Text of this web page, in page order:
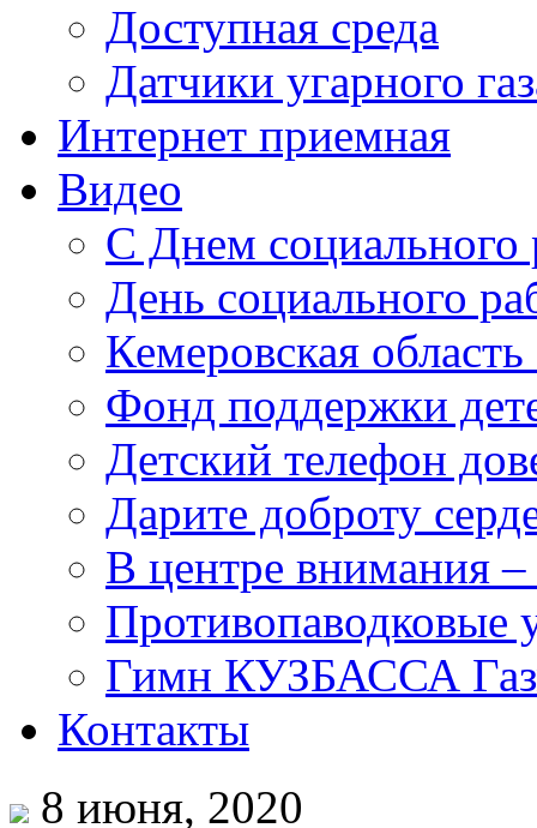
Доступная среда
Датчики угарного
Интернет приемная
Видео
С Днем социального
День социального
Кемеровская
Фонд поддержки
Детский телефон
Дарите доброту
В центре внимания –
Противопаводковые
Гимн КУЗБАССА
Контакты
8 июня, 2020